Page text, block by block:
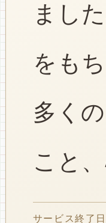
まし
をも
多く
こと
サービス終了日